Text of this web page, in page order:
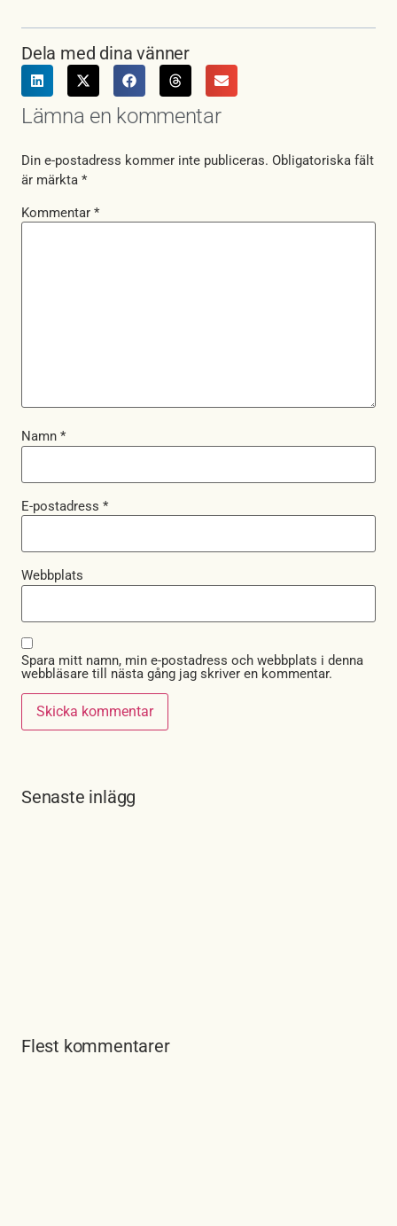
Dela med dina vänner
Lämna en kommentar
Din e-postadress kommer inte publiceras. Obligatoriska fält
är märkta *
Kommentar *
Namn *
E-postadress *
Webbplats
Spara mitt namn, min e-postadress och webbplats i denna
webbläsare till nästa gång jag skriver en kommentar.
Senaste inlägg
Flest kommentarer